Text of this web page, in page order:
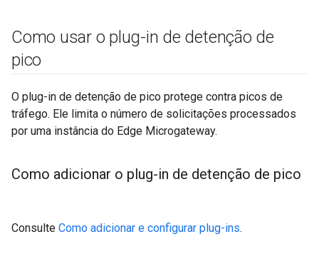
Como usar o plug-in de detenção de
pico
O plug-in de detenção de pico protege contra picos de
tráfego. Ele limita o número de solicitações processados
por uma instância do Edge Microgateway.
Como adicionar o plug-in de detenção de pico
Consulte Como adicionar e configurar plug-ins.